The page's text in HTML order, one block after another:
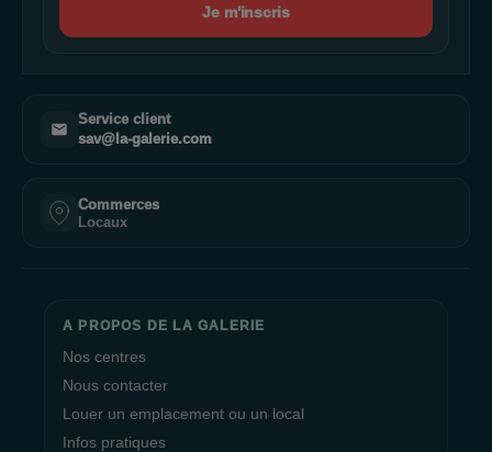
Je m'inscris
Service client
sav@la-galerie.com
Commerces
Locaux
A PROPOS DE LA GALERIE
Nos centres
Nous contacter
Louer un emplacement ou un local
Infos pratiques